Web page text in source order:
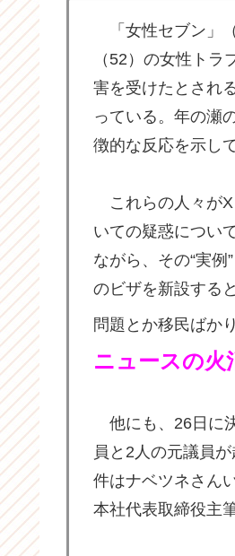
「女性セブン」
（52）の女性ト
害を受けたとされ
っている。年の瀬
徴的な反応を示し
これらの人々がX
いての疑惑につい
ながら、その“実
のビザを新設する
問題とか移民ばか
ニュースの火
他にも、26日に
員と2人の元議員
件はナベツネさん
本社代表取締役主